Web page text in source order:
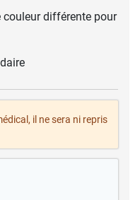
couleur différente pour
il ne sera ni repris